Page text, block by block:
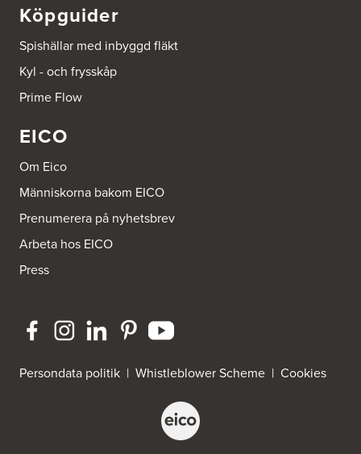
Köpguider
Spishällar med inbyggd fläkt
Kyl - och frysskåp
Prime Flow
EICO
Om Eico
Människorna bakom EICO
Prenumerera på nyhetsbrev
Arbeta hos EICO
Press
Persondata politik | Whistleblower Scheme | Cookies